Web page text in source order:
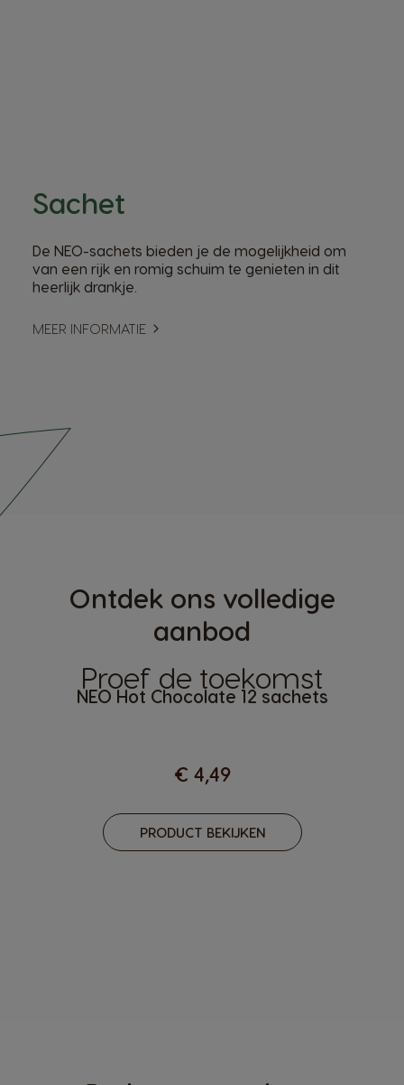
Sachet
De NEO-sachets bieden je de mogelijkheid om
van een rijk en romig schuim te genieten in dit
heerlijk drankje.
MEER INFORMATIE
Ontdek ons volledige
aanbod
Proef de toekomst
NEO Hot Chocolate 12 sachets
€ 4,49
PRODUCT BEKIJKEN